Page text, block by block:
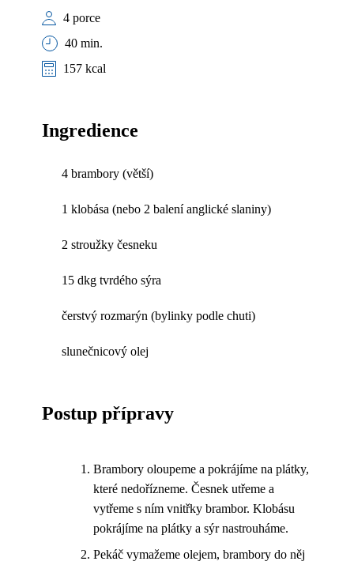
4 porce
40 min.
157 kcal
Ingredience
4 brambory (větší)
1 klobása (nebo 2 balení anglické slaniny)
2 stroužky česneku
15 dkg tvrdého sýra
čerstvý rozmarýn (bylinky podle chuti)
slunečnicový olej
Postup přípravy
Brambory oloupeme a pokrájíme na plátky,
které nedořízneme. Česnek utřeme a
vytřeme s ním vnitřky brambor. Klobásu
pokrájíme na plátky a sýr nastrouháme.
Pekáč vymažeme olejem, brambory do něj